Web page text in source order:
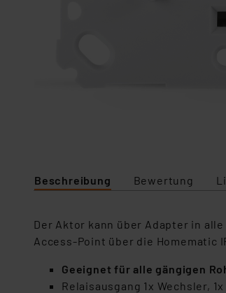
Beschreibung Bewertung
Der Aktor kann über Adapter in
Access-Point über die Homematic
Geeignet für alle gängigen
Relaisausgang 1x Wechsler,